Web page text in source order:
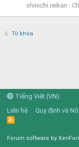
shinichi reikan
Từ khóa
Tiếng Việt (VN)
Liên hệ
Quy định và
R
S
Forum software by